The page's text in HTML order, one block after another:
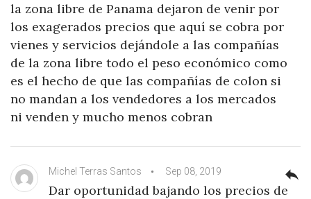
la zona libre de Panama dejaron de venir por
los exagerados precios que aquí se cobra por
vienes y servicios dejándole a las compañías
de la zona libre todo el peso económico como
es el hecho de que las compañías de colon si
no mandan a los vendedores a los mercados
ni venden y mucho menos cobran
Michel Terras Santos Sep 08, 2019
Dar oportunidad bajando los precios de
reply